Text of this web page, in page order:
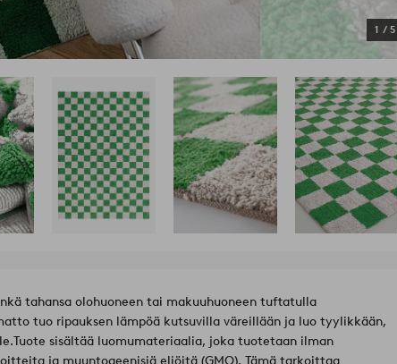
1 / 5
tahansa olohuoneen tai makuuhuoneen tuftatulla
tuo ripauksen lämpöä kutsuvilla väreillään ja luo tyylikkään,
Tuote sisältää luomumateriaalia, joka tuotetaan ilman
ja muuntogeenisiä eliöitä (GMO). Tämä tarkoittaa